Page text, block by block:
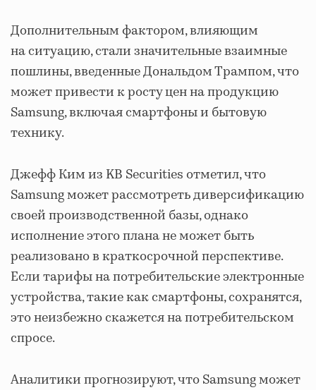
Дополнительным фактором, влияющим
на ситуацию, стали значительные взаимные
пошлины, введенные Дональдом Трампом, что
может привести к росту цен на продукцию
Samsung, включая смартфоны и бытовую
технику.
Джефф Ким из KB Securities отметил, что
Samsung может рассмотреть диверсификацию
своей производственной базы, однако
исполнение этого плана не может быть
реализовано в краткосрочной перспективе.
Если тарифы на потребительские электронные
устройства, такие как смартфоны, сохранятся,
это неизбежно скажется на потребительском
спросе.
Аналитики прогнозируют, что Samsung может